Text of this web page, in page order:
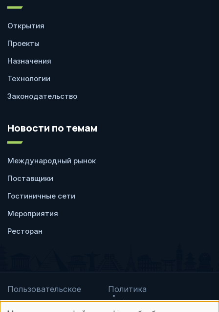
Открытия
Проекты
Назначения
Технологии
Законодательство
Новости по темам
Международный рынок
Поставщики
Гостиничные сети
Мероприятия
Ресторан
Пользовательское
соглашение
Политика
конфиденциальности